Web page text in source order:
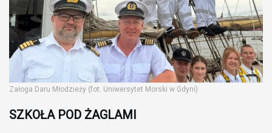
Załoga Daru Młodzieży (fot. Uniwersytet Morski w Gdyni)
SZKOŁA POD ŻAGLAMI